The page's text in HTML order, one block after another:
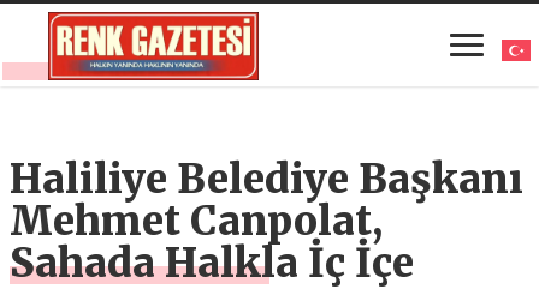
Haliliye Belediye Başkanı
Mehmet Canpolat,
Sahada Halkla İç İçe